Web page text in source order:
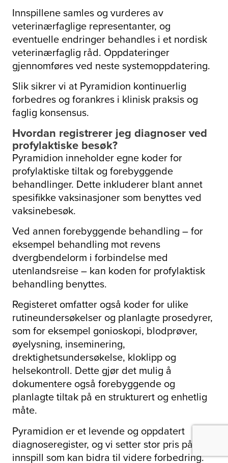
Innspillene samles og vurderes av
veterinærfaglige representanter, og
eventuelle endringer behandles i et nordisk
veterinærfaglig råd. Oppdateringer
gjennomføres ved neste systemoppdatering.
Slik sikrer vi at Pyramidion kontinuerlig
forbedres og forankres i klinisk praksis og
faglig konsensus.
Hvordan registrerer jeg diagnoser ved
profylaktiske besøk?
Pyramidion inneholder egne koder for
profylaktiske tiltak og forebyggende
behandlinger. Dette inkluderer blant annet
spesifikke vaksinasjoner som benyttes ved
vaksinebesøk.
Ved annen forebyggende behandling – for
eksempel behandling mot revens
dvergbendelorm i forbindelse med
utenlandsreise – kan koden for profylaktisk
behandling benyttes.
Registeret omfatter også koder for ulike
rutineundersøkelser og planlagte prosedyrer,
som for eksempel gonioskopi, blodprøver,
øyelysning, inseminering,
drektighetsundersøkelse, kloklipp og
helsekontroll. Dette gjør det mulig å
dokumentere også forebyggende og
planlagte tiltak på en strukturert og enhetlig
måte.
Pyramidion er et levende og oppdatert
diagnoseregister, og vi setter stor pris på
innspill som kan bidra til videre forbedring.